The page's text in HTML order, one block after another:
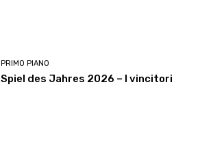
PRIMO PIANO
Spiel des Jahres 2026 – I vincitori